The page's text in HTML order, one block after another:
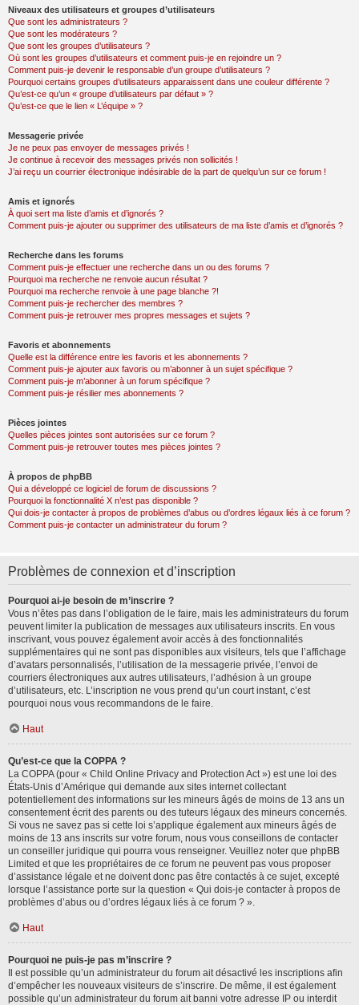
Niveaux des utilisateurs et groupes d’utilisateurs
Que sont les administrateurs ?
Que sont les modérateurs ?
Que sont les groupes d’utilisateurs ?
Où sont les groupes d’utilisateurs et comment puis-je en rejoindre un ?
Comment puis-je devenir le responsable d’un groupe d’utilisateurs ?
Pourquoi certains groupes d’utilisateurs apparaissent dans une couleur différente ?
Qu’est-ce qu’un « groupe d’utilisateurs par défaut » ?
Qu’est-ce que le lien « L’équipe » ?
Messagerie privée
Je ne peux pas envoyer de messages privés !
Je continue à recevoir des messages privés non sollicités !
J’ai reçu un courrier électronique indésirable de la part de quelqu’un sur ce forum !
Amis et ignorés
À quoi sert ma liste d’amis et d’ignorés ?
Comment puis-je ajouter ou supprimer des utilisateurs de ma liste d’amis et d’ignorés ?
Recherche dans les forums
Comment puis-je effectuer une recherche dans un ou des forums ?
Pourquoi ma recherche ne renvoie aucun résultat ?
Pourquoi ma recherche renvoie à une page blanche ?!
Comment puis-je rechercher des membres ?
Comment puis-je retrouver mes propres messages et sujets ?
Favoris et abonnements
Quelle est la différence entre les favoris et les abonnements ?
Comment puis-je ajouter aux favoris ou m’abonner à un sujet spécifique ?
Comment puis-je m’abonner à un forum spécifique ?
Comment puis-je résilier mes abonnements ?
Pièces jointes
Quelles pièces jointes sont autorisées sur ce forum ?
Comment puis-je retrouver toutes mes pièces jointes ?
À propos de phpBB
Qui a développé ce logiciel de forum de discussions ?
Pourquoi la fonctionnalité X n’est pas disponible ?
Qui dois-je contacter à propos de problèmes d’abus ou d’ordres légaux liés à ce forum ?
Comment puis-je contacter un administrateur du forum ?
Problèmes de connexion et d’inscription
Pourquoi ai-je besoin de m’inscrire ?
Vous n’êtes pas dans l’obligation de le faire, mais les administrateurs du forum
peuvent limiter la publication de messages aux utilisateurs inscrits. En vous
inscrivant, vous pouvez également avoir accès à des fonctionnalités
supplémentaires qui ne sont pas disponibles aux visiteurs, tels que l’affichage
d’avatars personnalisés, l’utilisation de la messagerie privée, l’envoi de
courriers électroniques aux autres utilisateurs, l’adhésion à un groupe
d’utilisateurs, etc. L’inscription ne vous prend qu’un court instant, c’est
pourquoi nous vous recommandons de le faire.
Haut
Qu’est-ce que la COPPA ?
La COPPA (pour « Child Online Privacy and Protection Act ») est une loi des
États-Unis d’Amérique qui demande aux sites internet collectant
potentiellement des informations sur les mineurs âgés de moins de 13 ans un
consentement écrit des parents ou des tuteurs légaux des mineurs concernés.
Si vous ne savez pas si cette loi s’applique également aux mineurs âgés de
moins de 13 ans inscrits sur votre forum, nous vous conseillons de contacter
un conseiller juridique qui pourra vous renseigner. Veuillez noter que phpBB
Limited et que les propriétaires de ce forum ne peuvent pas vous proposer
d’assistance légale et ne doivent donc pas être contactés à ce sujet, excepté
lorsque l’assistance porte sur la question « Qui dois-je contacter à propos de
problèmes d’abus ou d’ordres légaux liés à ce forum ? ».
Haut
Pourquoi ne puis-je pas m’inscrire ?
Il est possible qu’un administrateur du forum ait désactivé les inscriptions afin
d’empêcher les nouveaux visiteurs de s’inscrire. De même, il est également
possible qu’un administrateur du forum ait banni votre adresse IP ou interdit